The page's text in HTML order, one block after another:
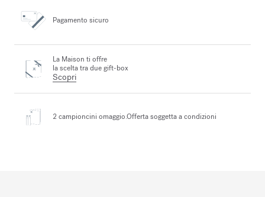
Pagamento sicuro
La Maison ti offre
la scelta tra due gift-box
Scopri
2 campioncini omaggio.Offerta soggetta a condizioni